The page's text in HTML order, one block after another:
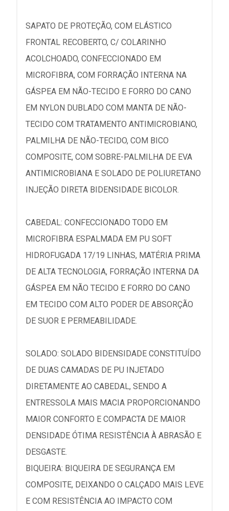
SAPATO DE PROTEÇÃO, COM ELÁSTICO
FRONTAL RECOBERTO, C/ COLARINHO
ACOLCHOADO, CONFECCIONADO EM
MICROFIBRA, COM FORRAÇÃO INTERNA NA
GÁSPEA EM NÃO-TECIDO E FORRO DO CANO
EM NYLON DUBLADO COM MANTA DE NÃO-
TECIDO COM TRATAMENTO ANTIMICROBIANO,
PALMILHA DE NÃO-TECIDO, COM BICO
COMPOSITE, COM SOBRE-PALMILHA DE EVA
ANTIMICROBIANA E SOLADO DE POLIURETANO
INJEÇÃO DIRETA BIDENSIDADE BICOLOR.
CABEDAL: CONFECCIONADO TODO EM
MICROFIBRA ESPALMADA EM PU SOFT
HIDROFUGADA 17/19 LINHAS, MATÉRIA PRIMA
DE ALTA TECNOLOGIA, FORRAÇÃO INTERNA DA
GÁSPEA EM NÃO TECIDO E FORRO DO CANO
EM TECIDO COM ALTO PODER DE ABSORÇÃO
DE SUOR E PERMEABILIDADE.
SOLADO: SOLADO BIDENSIDADE CONSTITUÍDO
DE DUAS CAMADAS DE PU INJETADO
DIRETAMENTE AO CABEDAL, SENDO A
ENTRESSOLA MAIS MACIA PROPORCIONANDO
MAIOR CONFORTO E COMPACTA DE MAIOR
DENSIDADE ÓTIMA RESISTÊNCIA À ABRASÃO E
DESGASTE.
BIQUEIRA: BIQUEIRA DE SEGURANÇA EM
COMPOSITE, DEIXANDO O CALÇADO MAIS LEVE
E COM RESISTÊNCIA AO IMPACTO COM